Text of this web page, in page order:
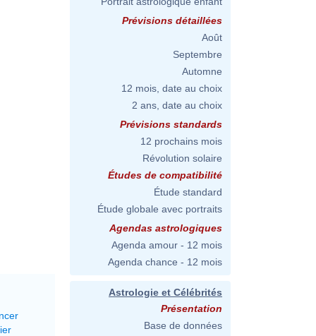
Prévisions détaillées
Août
Septembre
Automne
12 mois, date au choix
2 ans, date au choix
Prévisions standards
12 prochains mois
Révolution solaire
Études de compatibilité
Étude standard
Étude globale avec portraits
Agendas astrologiques
Agenda amour - 12 mois
Agenda chance - 12 mois
Astrologie et Célébrités
Présentation
Base de données